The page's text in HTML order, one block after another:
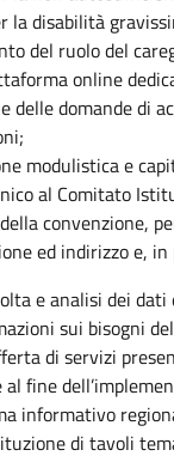
la disabilità
del ruolo del
online
delle domande di
modulistica e
al Comitato
convenzione,
ed indirizzo e,
e analisi dei dati
sui bisogni
di servizi
al fine
informativo
di tavoli